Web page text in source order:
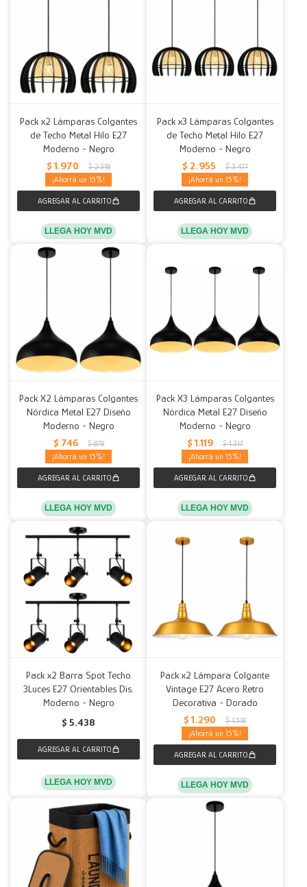
Pack x2 Lámparas Colgantes
de Techo Metal Hilo E27
Moderno - Negro
$ 1.970 $ 2.318
15
LLEGA HOY MVD
Pack x3 Lámparas Colgantes
de Techo Metal Hilo E27
Moderno - Negro
$ 2.955 $ 3.477
15
LLEGA HOY MVD
Pack X2 Lámparas Colgantes
Nórdica Metal E27 Diseño
Moderno - Negro
$ 746 $ 878
15
LLEGA HOY MVD
Pack X3 Lámparas Colgantes
Nórdica Metal E27 Diseño
Moderno - Negro
$ 1.119 $ 1.317
15
LLEGA HOY MVD
Pack x2 Barra Spot Techo
3Luces E27 Orientables Dis.
Moderno - Negro
$ 5.438
LLEGA HOY MVD
Pack x2 Lámpara Colgante
Vintage E27 Acero Retro
Decorativa - Dorado
$ 1.290 $ 1.518
15
LLEGA HOY MVD